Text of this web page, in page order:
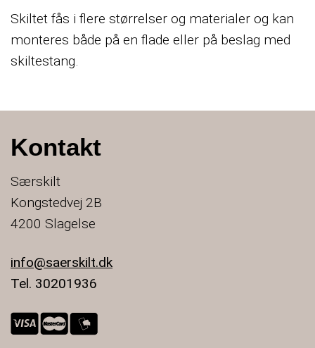
Skiltet fås i flere størrelser og materialer og kan
monteres både på en flade eller på beslag med
skiltestang.
Kontakt
Særskilt
Kongstedvej 2B
4200 Slagelse
info@saerskilt.dk
Tel. 30201936